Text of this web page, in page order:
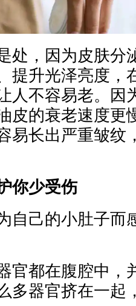
处，因为皮肤分
提升光泽亮度，
人不容易老。因
皮的衰老速度更
易长出严重皱纹
你少受伤
自己的小肚子而
官都在腹腔中，
多器官挤在一起